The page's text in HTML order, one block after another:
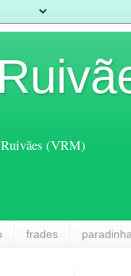
(VRM)
frades